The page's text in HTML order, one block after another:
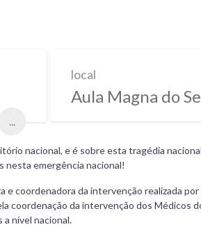
...
local
Aula Magna do
nacional, e é sobre esta tragédia
nesta emergência nacional!
coordenadora da intervenção realizada
da intervenção dos Médicos
nível nacional.